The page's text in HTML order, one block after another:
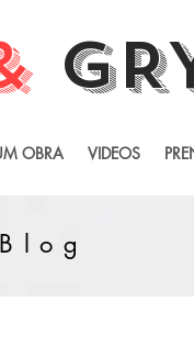
OBRA VIDEOS
Blog